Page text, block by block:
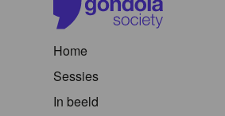
Home
Sessies
In beeld